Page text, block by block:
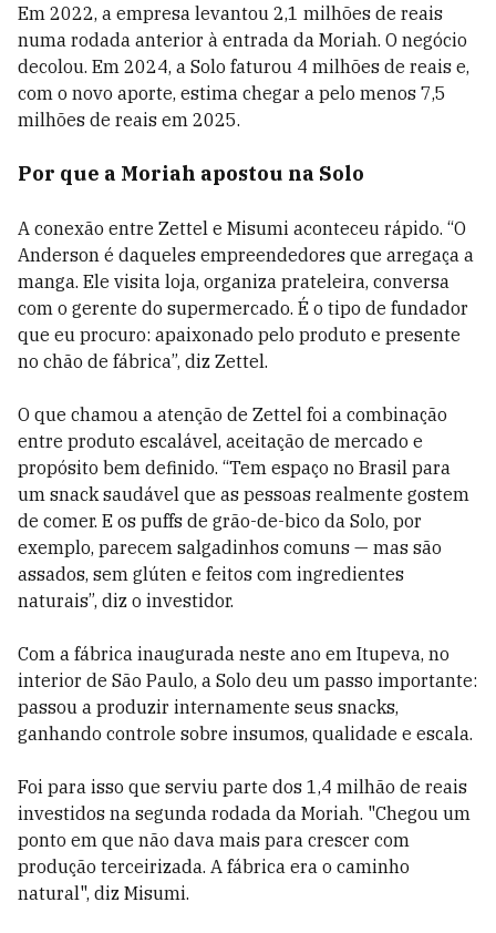
Em 2022, a empresa levantou 2,1 milhões de reais
numa rodada anterior à entrada da Moriah. O negócio
decolou. Em 2024, a Solo faturou 4 milhões de reais e,
com o novo aporte, estima chegar a pelo menos 7,5
milhões de reais em 2025.
Por que a Moriah apostou na Solo
A conexão entre Zettel e Misumi aconteceu rápido. “O
Anderson é daqueles empreendedores que arregaça a
manga. Ele visita loja, organiza prateleira, conversa
com o gerente do supermercado. É o tipo de fundador
que eu procuro: apaixonado pelo produto e presente
no chão de fábrica”, diz Zettel.
O que chamou a atenção de Zettel foi a combinação
entre produto escalável, aceitação de mercado e
propósito bem definido. “Tem espaço no Brasil para
um snack saudável que as pessoas realmente gostem
de comer. E os puffs de grão-de-bico da Solo, por
exemplo, parecem salgadinhos comuns — mas são
assados, sem glúten e feitos com ingredientes
naturais”, diz o investidor.
Com a fábrica inaugurada neste ano em Itupeva, no
interior de São Paulo, a Solo deu um passo importante:
passou a produzir internamente seus snacks,
ganhando controle sobre insumos, qualidade e escala.
Foi para isso que serviu parte dos 1,4 milhão de reais
investidos na segunda rodada da Moriah. "Chegou um
ponto em que não dava mais para crescer com
produção terceirizada. A fábrica era o caminho
natural", diz Misumi.